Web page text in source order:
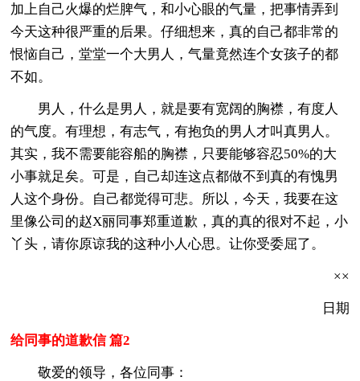
加上自己火爆的烂脾气，和小心眼的气量，把事情弄到
今天这种很严重的后果。仔细想来，真的自己都非常的
恨恼自己，堂堂一个大男人，气量竟然连个女孩子的都
不如。
男人，什么是男人，就是要有宽阔的胸襟，有度人
的气度。有理想，有志气，有抱负的男人才叫真男人。
其实，我不需要能容船的胸襟，只要能够容忍50%的大
小事就足矣。可是，自己却连这点都做不到真的有愧男
人这个身份。自己都觉得可悲。所以，今天，我要在这
里像公司的赵X丽同事郑重道歉，真的真的很对不起，小
丫头，请你原谅我的这种小人心思。让你受委屈了。
××
日期
给同事的道歉信 篇2
敬爱的领导，各位同事：